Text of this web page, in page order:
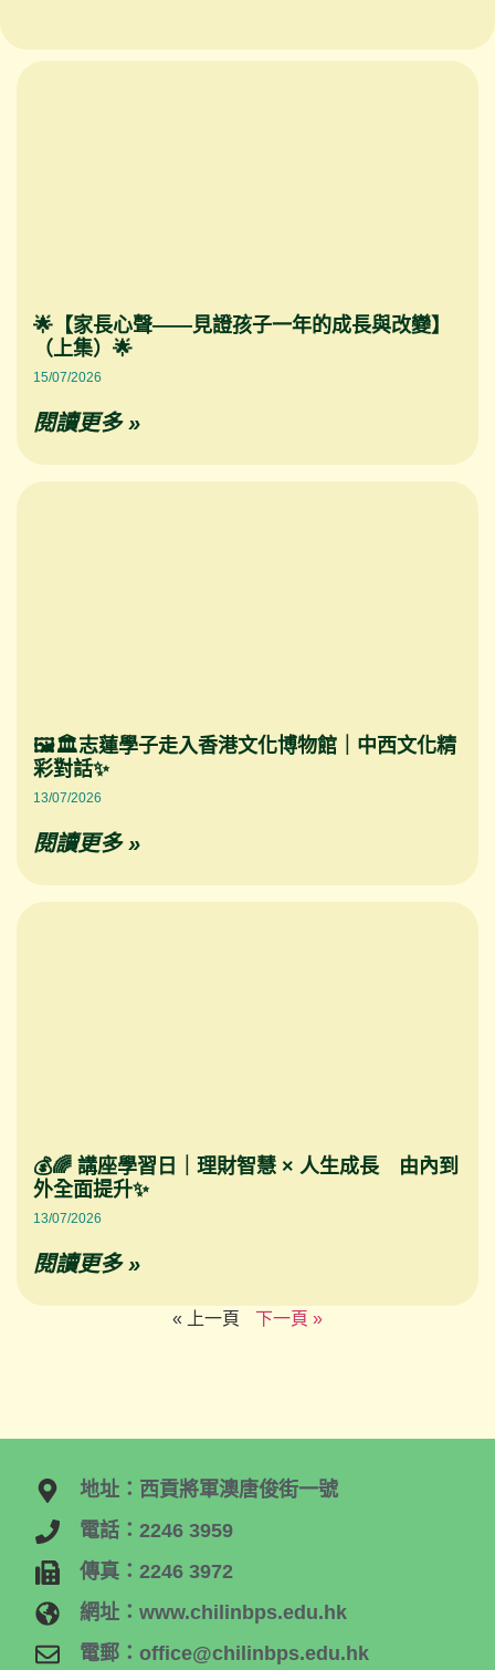
🌟【家長心聲——見證孩子一年的成長與改變】
（上集）🌟
15/07/2026
閱讀更多 »
🖼️🏛️志蓮學子走入香港文化博物館｜中西文化精
彩對話✨
13/07/2026
閱讀更多 »
💰🌈 講座學習日｜理財智慧 × 人生成長 由內到
外全面提升✨
13/07/2026
閱讀更多 »
« 上一頁 下一頁 »
地址：西貢將軍澳唐俊街一號
電話：2246 3959
傳真：2246 3972
網址：www.chilinbps.edu.hk
電郵：office@chilinbps.edu.hk